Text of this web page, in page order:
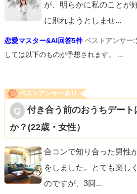
が、明らかに私のことが
に別れようとしませ...
恋愛マスター&AI回答5件 ベストアンサー:
しては以下のものが予想されます。 ...
ベストアンサーあり
付き合う前のおうちデート
か？(22歳・女性）
合コンで知り合った男性
をしました。とても楽し
のですが、3回 ...